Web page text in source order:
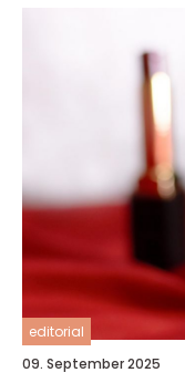
editorial
09. September 2025